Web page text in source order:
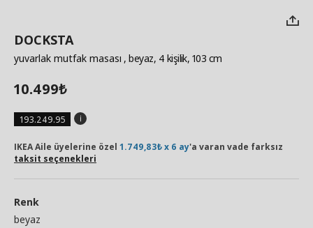
DOCKSTA
yuvarlak mutfak masası , beyaz, 4 kişilik, 103 cm
10.499₺
193.249.95
IKEA Aile üyelerine özel 1.749,83₺ x 6 ay'a varan vade farksız
taksit seçenekleri
Renk
beyaz